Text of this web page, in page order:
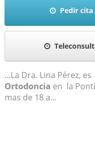
Pedir cita
...La Dra. Lina Pérez,
Ortodoncia en la
mas de 18 a...